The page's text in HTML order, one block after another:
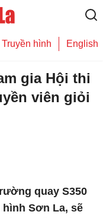
Truyền hình English
gia Hội thi
viên giỏi
quay S350
Sơn La, sẽ